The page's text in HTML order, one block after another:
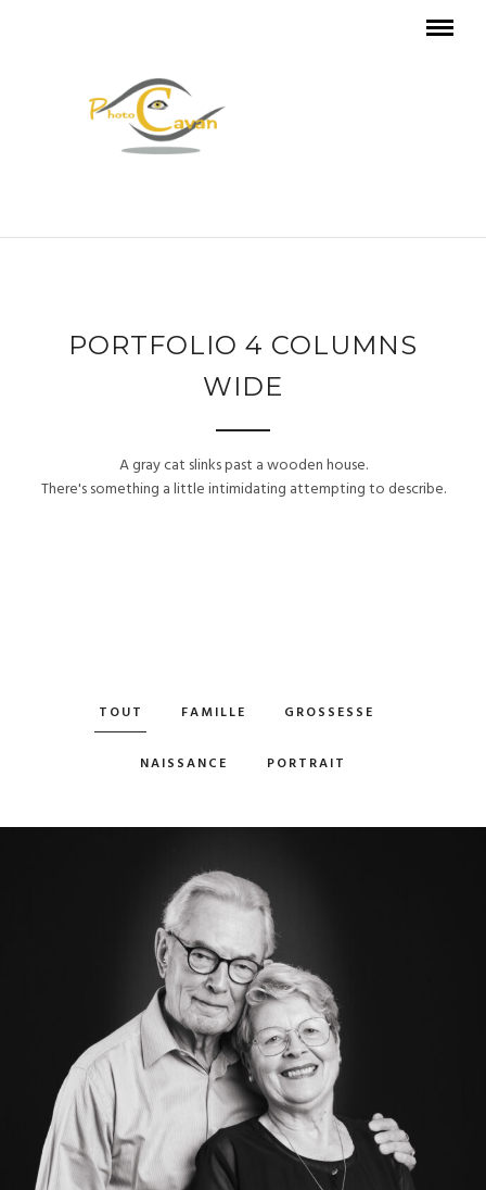
PORTFOLIO 4 COLUMNS
WIDE
A gray cat slinks past a wooden house.
There's something a little intimidating attempting to describe.
TOUT FAMILLE GROSSESSE
NAISSANCE PORTRAIT